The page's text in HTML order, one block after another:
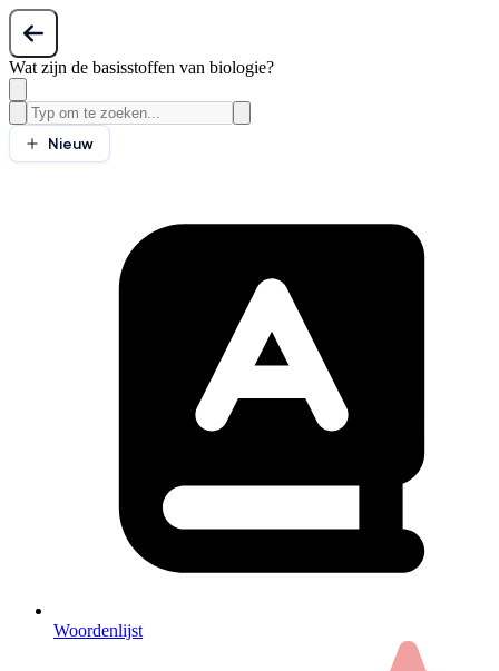
Wat zijn de basisstoffen van biologie?
Nieuw
Woordenlijst